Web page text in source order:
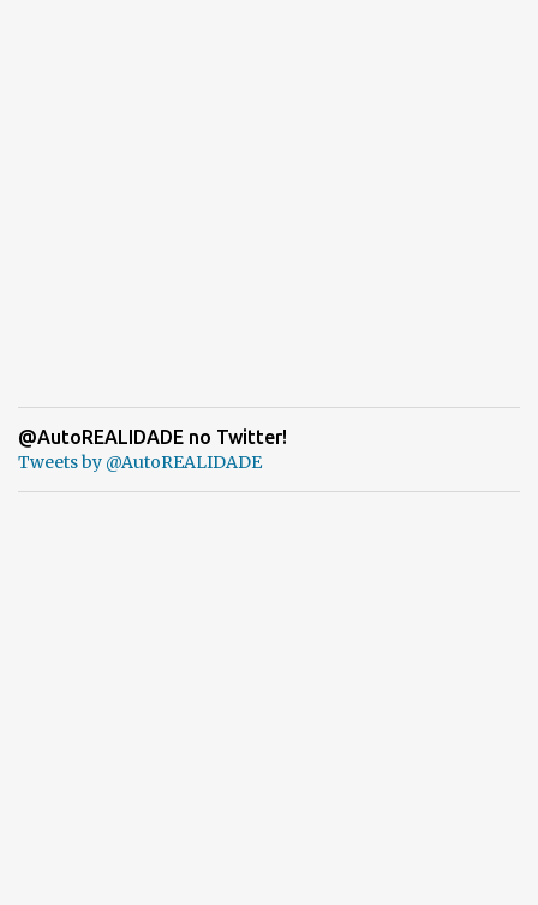
@AutoREALIDADE no Twitter!
Tweets by @AutoREALIDADE